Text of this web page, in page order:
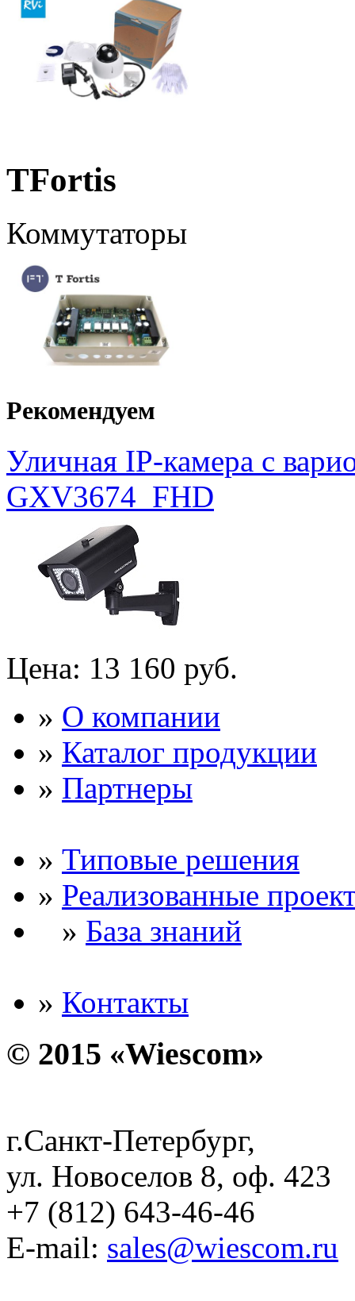
TFortis
Коммутаторы
Рекомендуем
Уличная IP-камера с
GXV3674_FHD
Цена: 13 160 руб.
» О компании
» Каталог продукции
» Партнеры
» Типовые решения
» Реализованные
» База знаний
» Контакты
© 2015 «Wiescom»
г.Санкт-Петербург,
ул. Новоселов 8, оф. 423
+7 (812) 643-46-46
E-mail: sales@wiescom.ru